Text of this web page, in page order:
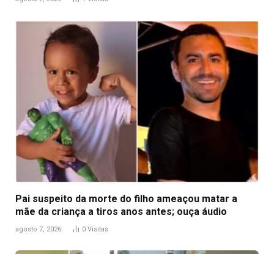
Pai suspeito da morte do filho ameaçou matar a
mãe da criança a tiros anos antes; ouça áudio
agosto 7, 2026 0 Visitas